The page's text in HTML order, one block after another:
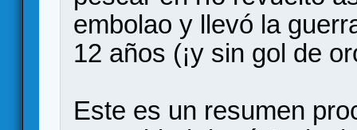
embolao y llevó la
12 años (¡y sin gol de
Este es un resumen